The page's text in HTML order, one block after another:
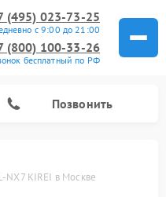
(495) 023-73-25
с 9:00 до 21:00
(800) 100-33-26
бесплатный по РФ
Позвонить
KIREI в Москве